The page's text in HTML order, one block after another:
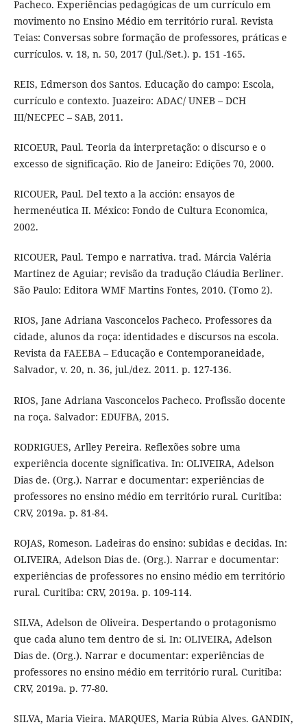
Pacheco. Experiências pedagógicas de um currículo em
movimento no Ensino Médio em território rural. Revista
Teias: Conversas sobre formação de professores, práticas e
currículos. v. 18, n. 50, 2017 (Jul./Set.). p. 151 -165.
REIS, Edmerson dos Santos. Educação do campo: Escola,
currículo e contexto. Juazeiro: ADAC/ UNEB – DCH
III/NECPEC – SAB, 2011.
RICOEUR, Paul. Teoria da interpretação: o discurso e o
excesso de significação. Rio de Janeiro: Edições 70, 2000.
RICOUER, Paul. Del texto a la acción: ensayos de
hermenéutica II. México: Fondo de Cultura Economica,
2002.
RICOUER, Paul. Tempo e narrativa. trad. Márcia Valéria
Martinez de Aguiar; revisão da tradução Cláudia Berliner.
São Paulo: Editora WMF Martins Fontes, 2010. (Tomo 2).
RIOS, Jane Adriana Vasconcelos Pacheco. Professores da
cidade, alunos da roça: identidades e discursos na escola.
Revista da FAEEBA – Educação e Contemporaneidade,
Salvador, v. 20, n. 36, jul./dez. 2011. p. 127-136.
RIOS, Jane Adriana Vasconcelos Pacheco. Profissão docente
na roça. Salvador: EDUFBA, 2015.
RODRIGUES, Arlley Pereira. Reflexões sobre uma
experiência docente significativa. In: OLIVEIRA, Adelson
Dias de. (Org.). Narrar e documentar: experiências de
professores no ensino médio em território rural. Curitiba:
CRV, 2019a. p. 81-84.
ROJAS, Romeson. Ladeiras do ensino: subidas e decidas. In:
OLIVEIRA, Adelson Dias de. (Org.). Narrar e documentar:
experiências de professores no ensino médio em território
rural. Curitiba: CRV, 2019a. p. 109-114.
SILVA, Adelson de Oliveira. Despertando o protagonismo
que cada aluno tem dentro de si. In: OLIVEIRA, Adelson
Dias de. (Org.). Narrar e documentar: experiências de
professores no ensino médio em território rural. Curitiba:
CRV, 2019a. p. 77-80.
SILVA, Maria Vieira. MARQUES, Maria Rúbia Alves. GANDIN,